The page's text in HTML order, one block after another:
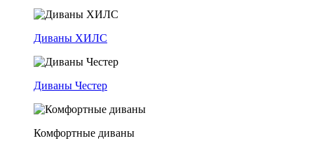
Диваны ХИЛС
Диваны Честер
Комфортные диваны